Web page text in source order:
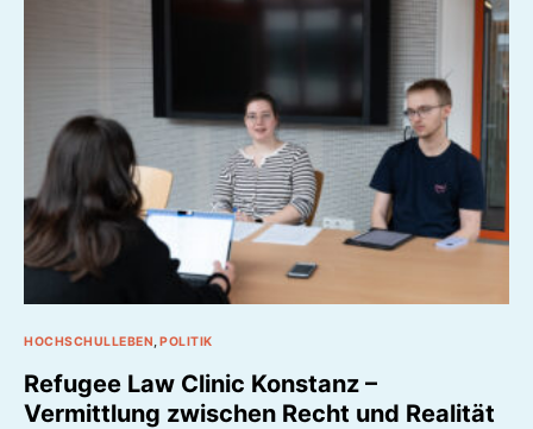
HOCHSCHULLEBEN POLITIK
Refugee Law Clinic Konstanz –
Vermittlung zwischen Recht und Realität